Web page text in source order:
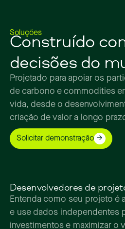
Soluções
Construído
decisõesdo
Projetado para apoiar os
de carbono e commodities
vida, desde o
criação de valor a longo
Solicitar demonstração
Desenvolvedores de
Entenda como seu projeto é
e use dados independentes
investimentos e maximizar o